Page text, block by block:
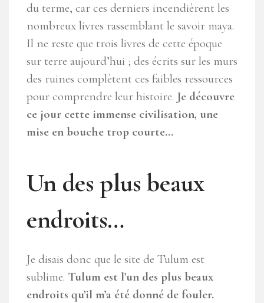
du terme, car ces derniers incendièrent les
nombreux livres rassemblant le savoir maya.
Il ne reste que trois livres de cette époque
sur terre aujourd’hui ; des écrits sur les murs
des ruines complètent ces faibles ressources
pour comprendre leur histoire. Je découvre
ce jour cette immense civilisation, une
mise en bouche trop courte…
Un des plus beaux
endroits…
Je disais donc que le site de Tulum est
sublime. Tulum est l’un des plus beaux
endroits qu’il m’a été donné de fouler.